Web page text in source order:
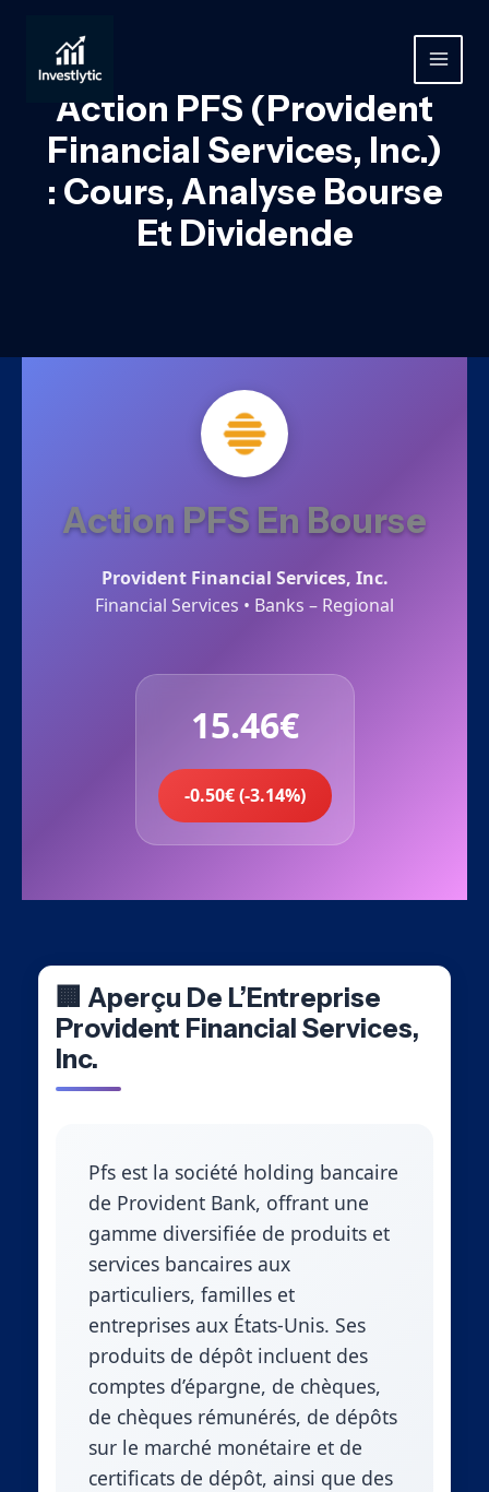
contenu
MAIN
Action PFS (Provident
Financial Services, Inc.)
: Cours, Analyse Bourse
Et Dividende
Action PFS En Bourse
Provident Financial Services, Inc.
Financial Services • Banks – Regional
15.46€
-0.50€ (-3.14%)
🏢 Aperçu De L’Entreprise
Provident Financial Services,
Inc.
Pfs est la société holding bancaire
de Provident Bank, offrant une
gamme diversifiée de produits et
services bancaires aux
particuliers, familles et
entreprises aux États-Unis. Ses
produits de dépôt incluent des
comptes d’épargne, de chèques,
de chèques rémunérés, de dépôts
sur le marché monétaire et de
certificats de dépôt, ainsi que des